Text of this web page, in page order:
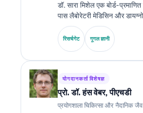
डॉ. सारा मिशेल एक बोर्ड-
पास लैबोरेटरी मेडिसिन और
का अनुभव है। उनके पास
और उन्होंने क्लिनिकल प्रैक्टिस में
विश्लेषण पर व्यापक रूप से
रिसर्चगेट गूगल ज्ञानी
योगदानकर्ता विशेषज्ञ
प्रो. डॉ. हंस वेबर, पीएचडी
प्रयोगशाला चिकित्सा और नैदानिक